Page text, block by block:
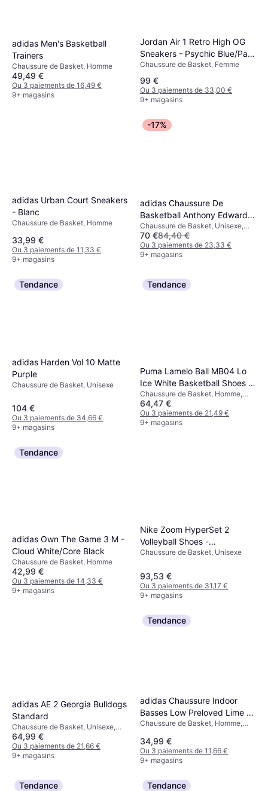
adidas Men's Basketball
Trainers
Chaussure de Basket, Homme
49,49 €
Ou 3 paiements de 16,49 €
9+ magasins
Jordan Air 1 Retro High OG
Sneakers - Psychic Blue/Pale
Ivory/Elfenbein
Chaussure de Basket, Femme
99 €
Ou 3 paiements de 33,00 €
9+ magasins
adidas Urban Court Sneakers
- Blanc
Chaussure de Basket, Homme
33,99 €
Ou 3 paiements de 11,33 €
9+ magasins
-17%
adidas Chaussure De
Basketball Anthony Edwards
2 - Bleu Marine
Chaussure de Basket, Unisexe,
Homme, Adulte
70 €84,40 €
Ou 3 paiements de 23,33 €
9+ magasins
Tendance
adidas Harden Vol 10 Matte
Purple
Chaussure de Basket, Unisexe
104 €
Ou 3 paiements de 34,66 €
9+ magasins
Tendance
Puma Lamelo Ball MB04 Lo
Ice White Basketball Shoes -
Blanc
Chaussure de Basket, Homme,
Unisexe
64,47 €
Ou 3 paiements de 21,49 €
9+ magasins
Tendance
adidas Own The Game 3 M -
Cloud White/Core Black
Chaussure de Basket, Homme
42,99 €
Ou 3 paiements de 14,33 €
9+ magasins
Nike Zoom HyperSet 2
Volleyball Shoes -
White/Black/White
Chaussure de Basket, Unisexe
93,53 €
Ou 3 paiements de 31,17 €
9+ magasins
adidas AE 2 Georgia Bulldogs
Standard
Chaussure de Basket, Unisexe,
Adulte, Homme
64,99 €
Ou 3 paiements de 21,66 €
9+ magasins
Tendance
adidas Chaussure Indoor
Basses Low Preloved Lime -
Green
Chaussure de Basket, Homme,
34,99 €
Ou 3 paiements de 11,66 €
9+ magasins
Tendance Tendance